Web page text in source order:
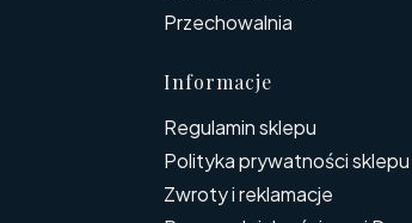
Przechowalnia
Informacje
Regulamin sklepu
Polityka prywatności sklepu
Zwroty i reklamacje